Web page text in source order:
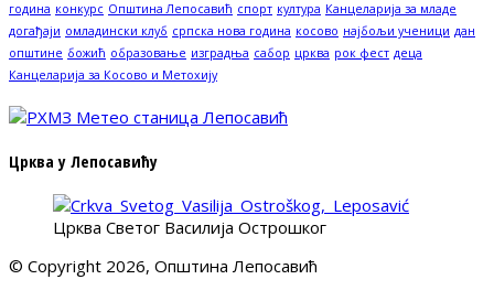
година конкурс Општина Лепосавић спорт култура Канцеларија за младе
догађаји омладински клуб српска нова година косово најбољи ученици дан
општине божић образовање изградња сабор црква рок фест деца
Канцеларија за Косово и Метохију
Црква у Лепосавићу
Црква Светог Василија Острошког
© Copyright 2026, Општина Лепосавић